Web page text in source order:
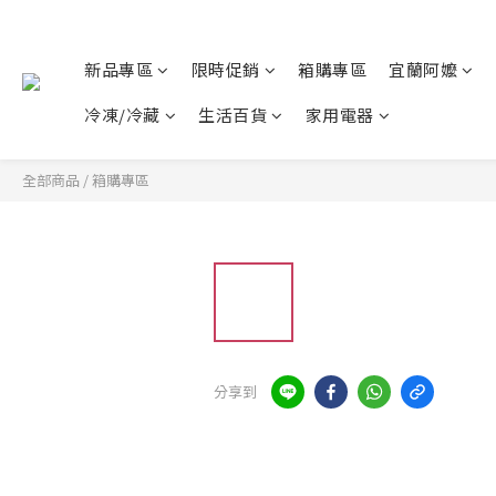
新品專區 限時促銷 箱購專區 宜蘭阿嬤
冷凍/冷藏
生活百貨 家用電器
全部商品 /箱購專區
分享到